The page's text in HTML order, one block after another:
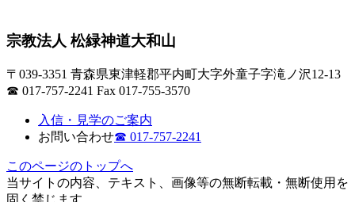
宗教法人 松緑神道大和山
〒039-3351 青森県東津軽郡平内町大字外童子字滝ノ沢12-13
☎ 017-757-2241 Fax 017-755-3570
入信・見学のご案内
お問い合わせ☎ 017-757-2241
このページのト ップへ
当サイトの内容、テキスト、画像等の無断転載・無断使用を
固く禁じます。